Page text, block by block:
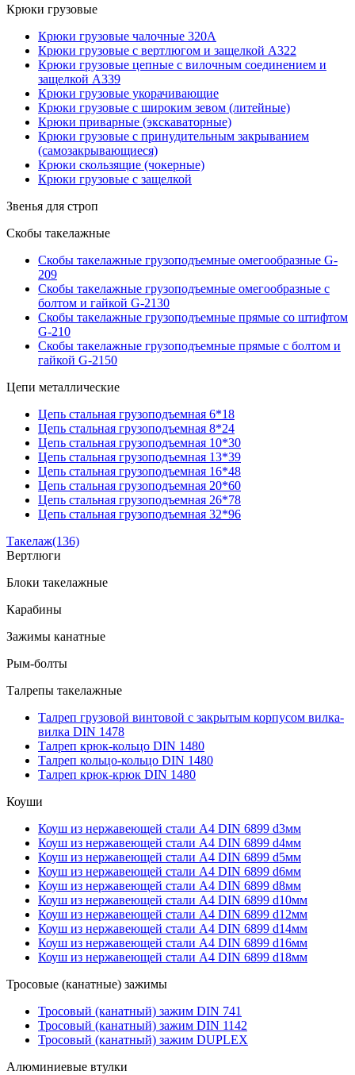
Крюки грузовые
Крюки грузовые чалочные 320А
Крюки грузовые с вертлюгом и защелкой А322
Крюки грузовые цепные с вилочным соединением и
защелкой А339
Крюки грузовые укорачивающие
Крюки грузовые с широким зевом (литейные)
Крюки приварные (экскаваторные)
Крюки грузовые с принудительным закрыванием
(самозакрывающиеся)
Крюки скользящие (чокерные)
Крюки грузовые с защелкой
Звенья для строп
Скобы такелажные
Скобы такелажные грузоподъемные омегообразные G-
209
Скобы такелажные грузоподъемные омегообразные с
болтом и гайкой G-2130
Скобы такелажные грузоподъемные прямые со штифтом
G-210
Скобы такелажные грузоподъемные прямые с болтом и
гайкой G-2150
Цепи металлические
Цепь стальная грузоподъемная 6*18
Цепь стальная грузоподъемная 8*24
Цепь стальная грузоподъемная 10*30
Цепь стальная грузоподъемная 13*39
Цепь стальная грузоподъемная 16*48
Цепь стальная грузоподъемная 20*60
Цепь стальная грузоподъемная 26*78
Цепь стальная грузоподъемная 32*96
Такелаж(136)
Вертлюги
Блоки такелажные
Карабины
Зажимы канатные
Рым-болты
Талрепы такелажные
Талреп грузовой винтовой с закрытым корпусом вилка-
вилка DIN 1478
Талреп крюк-кольцо DIN 1480
Талреп кольцо-кольцо DIN 1480
Талреп крюк-крюк DIN 1480
Коуши
Коуш из нержавеющей стали А4 DIN 6899 d3мм
Коуш из нержавеющей стали А4 DIN 6899 d4мм
Коуш из нержавеющей стали А4 DIN 6899 d5мм
Коуш из нержавеющей стали А4 DIN 6899 d6мм
Коуш из нержавеющей стали А4 DIN 6899 d8мм
Коуш из нержавеющей стали А4 DIN 6899 d10мм
Коуш из нержавеющей стали А4 DIN 6899 d12мм
Коуш из нержавеющей стали А4 DIN 6899 d14мм
Коуш из нержавеющей стали А4 DIN 6899 d16мм
Коуш из нержавеющей стали А4 DIN 6899 d18мм
Тросовые (канатные) зажимы
Тросовый (канатный) зажим DIN 741
Тросовый (канатный) зажим DIN 1142
Тросовый (канатный) зажим DUPLEX
Алюминиевые втулки